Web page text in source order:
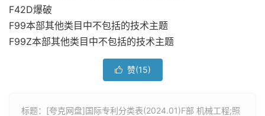
F42D爆破
F99本部其他类目中不包括的技术主题
F99Z本部其他类目中不包括的技术主题
 赞(15)
标题：[夸克网盘]国际专利分类表(2024.01)F部 机械工程;照